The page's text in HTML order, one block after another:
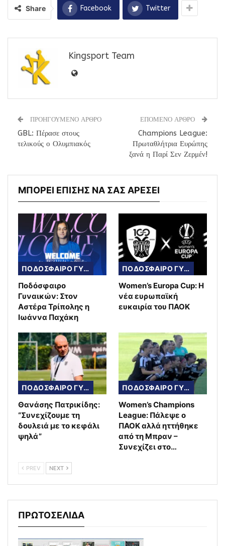
Share Facebook Twitter
Kingsport Team
ΠΡΟΗΓΟΥΜΕΝΟ ΑΡΘΡΟ
GBL: Πέρασε στους
τελικούς ο Ολυμπιακός
ΕΠΟΜΕΝΟ ΑΡΘΡΟ
Champions League:
Πρωταθλήτρια Ευρώπης
ξανά η Παρί Σεν Ζερμέν!
ΜΠΟΡΕΙ ΕΠΙΣΗΣ ΝΑ ΣΑΣ ΑΡΕΣΕΙ
ΠΟΔΟΣΦΑΙΡΟ ΓΥΝΑΙΚΩΝ
Ποδόσφαιρο
Γυναικών: Στον
Αστέρα Τρίπολης η
Ιωάννα Παχάκη
ΠΟΔΟΣΦΑΙΡΟ ΓΥΝΑΙΚΩΝ
Women’s Europa Cup: Η
νέα ευρωπαϊκή
ευκαιρία του ΠΑΟΚ
ΠΟΔΟΣΦΑΙΡΟ ΓΥΝΑΙΚΩΝ
Θανάσης Πατρικίδης:
“Συνεχίζουμε τη
δουλειά με το κεφάλι
ψηλά”
ΠΟΔΟΣΦΑΙΡΟ ΓΥΝΑΙΚΩΝ
Women’s Champions
League: Πάλεψε ο
ΠΑΟΚ αλλά ηττήθηκε
από τη Μπραν –
Συνεχίζει στο…
PREV NEXT
ΠΡΩΤΟΣΕΛΙΔΑ